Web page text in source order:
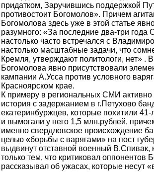
придатком, Заручившись поддержкой
противостоит Богомолов». Причем
Богомолова здесь уже в этой статье
разумного: «За последние два-три года
настолько часто встречался с
настолько масштабные задачи, что
Кремля, утверждают политологи, нет» .
Богомолова явно присутствовали
кампании А.Усса против условного
Красноярском крае.
К примеру в региональных СМИ
история с задержанием в г.Петухово
екатеринбуржцев, которые похитили 41-
и вымогали у него 1,5 млн.рублей,
именно свердловское происхождение
целью «борьбы с варягами» на пост
выдвинут отставной военный В.Спивак,
только тем, что критиковал оппонентов
рассказывал об ужасах, которые несут